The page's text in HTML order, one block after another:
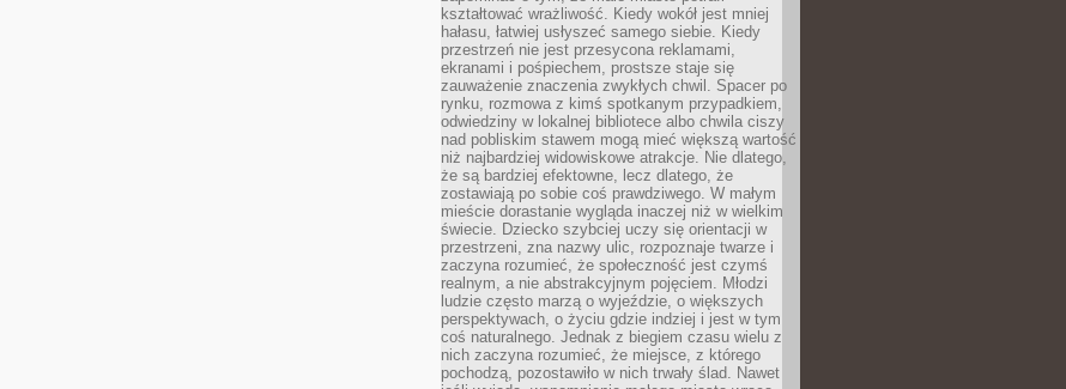
kształtować wrażliwość. Kiedy wokół jest mniej
hałasu, łatwiej usłyszeć samego siebie. Kiedy
przestrzeń nie jest przesycona reklamami,
ekranami i pośpiechem, prostsze staje się
zauważenie znaczenia zwykłych chwil. Spacer po
rynku, rozmowa z kimś spotkanym przypadkiem,
odwiedziny w lokalnej bibliotece albo chwila ciszy
nad pobliskim stawem mogą mieć większą wartość
niż najbardziej widowiskowe atrakcje. Nie dlatego,
że są bardziej efektowne, lecz dlatego, że
zostawiają po sobie coś prawdziwego. W małym
mieście dorastanie wygląda inaczej niż w wielkim
świecie. Dziecko szybciej uczy się orientacji w
przestrzeni, zna nazwy ulic, rozpoznaje twarze i
zaczyna rozumieć, że społeczność jest czymś
realnym, a nie abstrakcyjnym pojęciem. Młodzi
ludzie często marzą o wyjeździe, o większych
perspektywach, o życiu gdzie indziej i jest w tym
coś naturalnego. Jednak z biegiem czasu wielu z
nich zaczyna rozumieć, że miejsce, z którego
pochodzą, pozostawiło w nich trwały ślad. Nawet